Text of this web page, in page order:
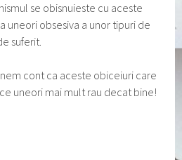
se obisnuieste cu aceste
uneori obsesiva a unor tipuri de
suferit.
cont ca aceste obiceiuri care
uneori mai mult rau decat bine!